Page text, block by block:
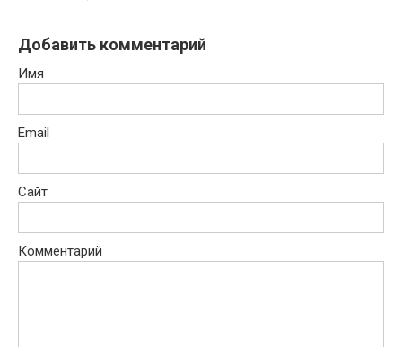
Добавить комментарий
Имя
Email
Сайт
Комментарий